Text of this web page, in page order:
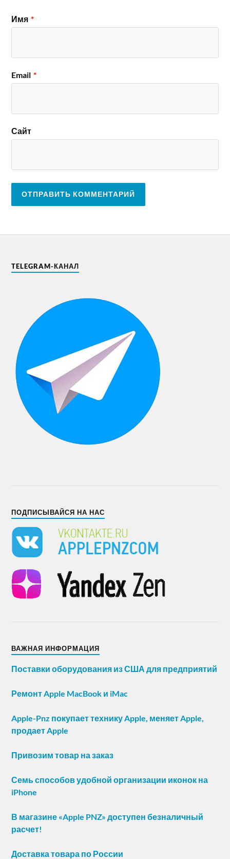
Имя *
Email *
Сайт
TELEGRAM-КАНАЛ
ПОДПИСЫВАЙСЯ НА НАС
ВАЖНАЯ ИНФОРМАЦИЯ
Поставки оборудования из США для предприятий
Ремонт Apple MacBook и iMac
Apple-Pnz покупает технику Apple, меняет Apple,
продает Apple
Привозим товар на заказ
Семь способов удобной организации иконок на
iPhone
В магазине «Apple PNZ» доступен безналичный
расчет!
Доставка товара по России